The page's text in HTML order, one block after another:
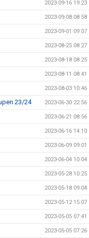
2023-09-16 19:23
2023-09-08 08:58
2023-09-01 09:07
2023-08-25 08:27
2023-08-18 08:25
2023-08-11 08:41
2023-08-03 10:46
23/24 2023-06-30 22:56
2023-06-21 08:56
2023-06-16 14:10
2023-06-09 09:01
2023-06-04 10:04
2023-05-28 10:25
2023-05-18 09:04
2023-05-12 15:07
2023-05-05 07:41
2023-05-05 07:26